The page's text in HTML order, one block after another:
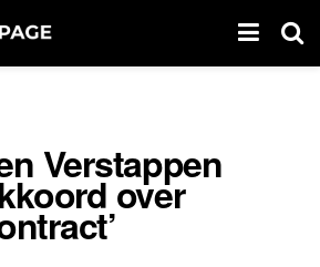
Verstappen
over